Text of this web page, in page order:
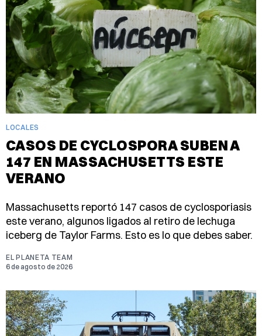
LOCALES
CASOS DE CYCLOSPORA SUBEN A
147 EN MASSACHUSETTS ESTE
VERANO
Massachusetts reportó 147 casos de cyclosporiasis
este verano, algunos ligados al retiro de lechuga
iceberg de Taylor Farms. Esto es lo que debes saber.
EL PLANETA TEAM
6 de agosto de 2026